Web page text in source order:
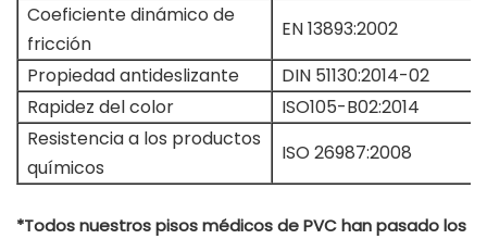
Coeficiente dinámico de
fricción
EN 13893:2002
Propiedad antideslizante
DIN 51130:2014-02
Rapidez del color
ISO105-B02:2014
Resistencia a los productos
químicos
ISO 26987:2008
*Todos nuestros pisos médicos de PVC han pasado los